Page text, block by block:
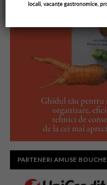
PARTENERI AMUSE BOUCHE